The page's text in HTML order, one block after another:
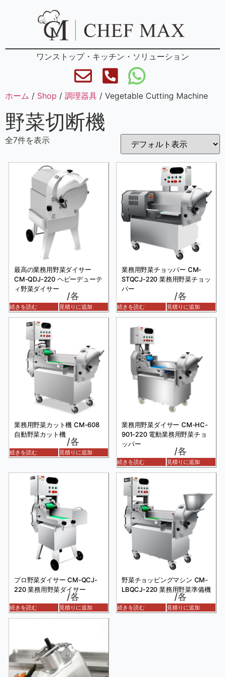
ワンストップ・キッチン・ソリューション
ホーム / Shop / 調理器具 / Vegetable Cutting Machine
野菜切断機
全7件を表示
最高の業務用野菜ダイサー
CM-QDJ-220 ヘビーデューテ
ィ野菜ダイサー
/各
続きを読む 見積りに追加
業務用野菜チョッパー CM-
STQCJ-220 業務用野菜チョッ
パー
/各
続きを読む 見積りに追加
業務用野菜カット機 CM-608
自動野菜カット機
/各
続きを読む 見積りに追加
業務用野菜ダイサー CM-HC-
901-220 電動業務用野菜チョ
ッパー
/各
続きを読む 見積りに追加
プロ野菜ダイサー CM-QCJ-
220 業務用野菜ダイサー
/各
続きを読む 見積りに追加
野菜チョッピングマシン CM-
LBQCJ-220 業務用野菜準備機
/各
続きを読む 見積りに追加